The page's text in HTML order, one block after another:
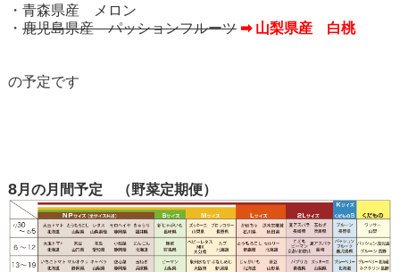
・青森県産 メロン
・ 鹿児島県産 パッションフルーツ ➡ 山梨県産 白桃
の予定です
8月の月間予定 （野菜定期便）